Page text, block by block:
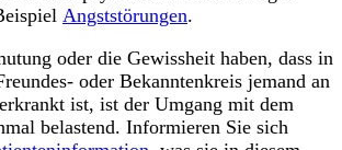
Angststörungen.
oder die Gewissheit haben, dass in
oder Bekanntenkreis jemand an
ist, ist der Umgang mit dem
belastend. Informieren Sie sich